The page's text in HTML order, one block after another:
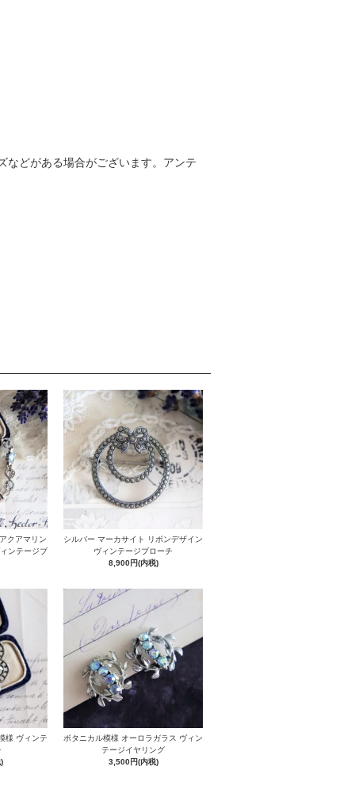
どがある場合がございます。アンテ
クアマリン
ンテージブ
シルバー マーカサイト リボンデザイン
ヴィンテージブローチ
8,900円(内税)
様 ヴィンテ
ボタニカル模様 オーロラガラス ヴィン
テージイヤリング
3,500円(内税)